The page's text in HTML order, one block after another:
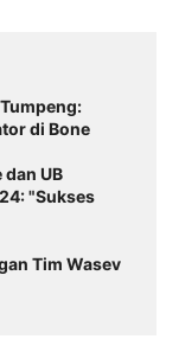
di Bone
dan UB
"Sukses
Tim Wasev